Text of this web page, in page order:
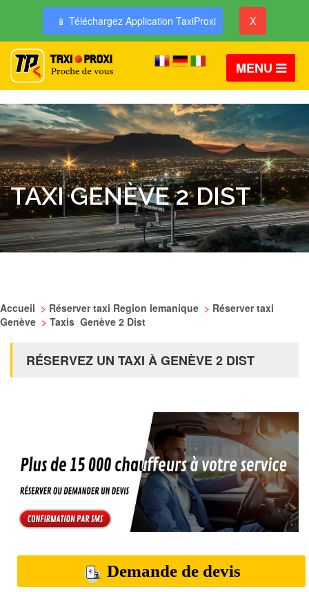
📱 Téléchargez Application TaxiProxi X
MENU
TAXI GENÈVE 2 DIST
Accueil > Réserver taxi Region lemanique > Réserver taxi
Genève > Taxis Genève 2 Dist
RÉSERVEZ UN TAXI À GENÈVE 2 DIST
Demande de devis